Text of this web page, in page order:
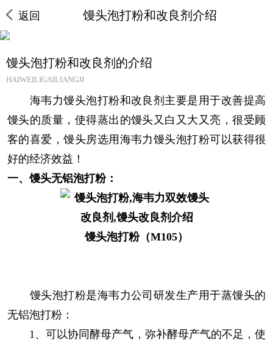
返回 馒头泡打粉和改良剂介绍
馒头泡打粉和改良剂的介绍
HAIWEILIGAILIANGJI
海韦力馒头泡打粉和改良剂主要是用于改善提高
馒头的质量，使得蒸出的馒头又白又大又亮，很受顾
客的喜爱，馒头房选用海韦力馒头泡打粉可以获得很
好的经济效益！
一、馒头无铝泡打粉：
馒头泡打粉（M105）
馒头泡打粉是海韦力公司研发生产用于蒸馒头的
无铝泡打粉：
1、可以协同酵母产气，弥补酵母产气的不足，使